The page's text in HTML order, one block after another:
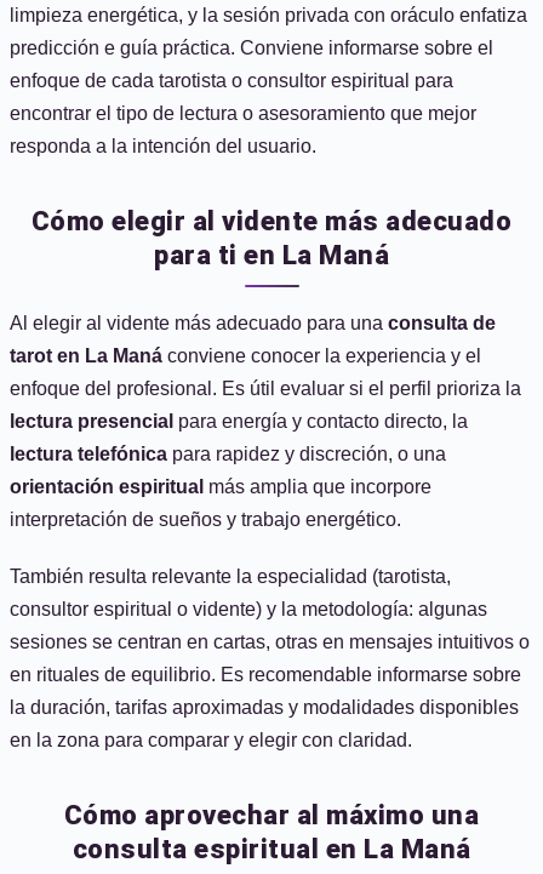
limpieza energética, y la sesión privada con oráculo enfatiza
predicción e guía práctica. Conviene informarse sobre el
enfoque de cada tarotista o consultor espiritual para
encontrar el tipo de lectura o asesoramiento que mejor
responda a la intención del usuario.
Cómo elegir al vidente más adecuado
para ti en La Maná
Al elegir al vidente más adecuado para una consulta de
tarot en La Maná conviene conocer la experiencia y el
enfoque del profesional. Es útil evaluar si el perfil prioriza la
lectura presencial para energía y contacto directo, la
lectura telefónica para rapidez y discreción, o una
orientación espiritual más amplia que incorpore
interpretación de sueños y trabajo energético.
También resulta relevante la especialidad (tarotista,
consultor espiritual o vidente) y la metodología: algunas
sesiones se centran en cartas, otras en mensajes intuitivos o
en rituales de equilibrio. Es recomendable informarse sobre
la duración, tarifas aproximadas y modalidades disponibles
en la zona para comparar y elegir con claridad.
Cómo aprovechar al máximo una
consulta espiritual en La Maná